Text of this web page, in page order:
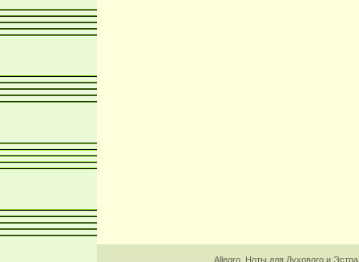
Allegro. Ноты для Духового и